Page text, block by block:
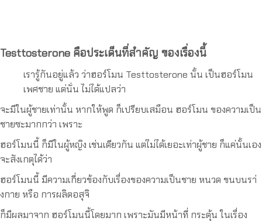
Testtosterone คือประเด็นที่สำคัญ ของเรื่องนี้
เรารู้กันอยู่แล้ว ว่าฮอร์โมน Testtosterone นั้น เป็นฮอร์โมน
เพศชาย แต่นั่น ไม่ได้แปลว่า
จะมีในผู้ชายเท่านั้น หากให้พูด ก็เปรียบเสมือน ฮอร์โมน ของความเป็น
ชายซะมากกว่า เพราะ
ฮอร์โมนนี้ ก็มีในผู้หญิง เช่นเดียวกัน แต่ไม่ได้เยอะเท่าผู้ชาย ก็แค่นั้นเอง
จะสังเกตุได้ว่า
ฮอร์โมนนี้ มีความเกี่ยวข้องกับเรื่องของความเป็นชาย หนวด ขนบนรา่
งกาย หรือ การผลิตอสุจิ
ก็มีผลมาจาก ฮอร์โมนนี้โดยมาก เพราะมันมีหน้าที่ กระตุ้น ในเรื่อง